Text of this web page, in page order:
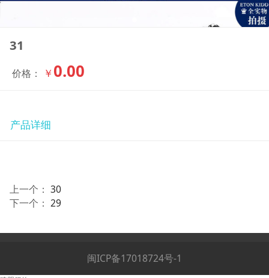
31
价格： ￥ 0.00
产品详细
上一个： 30
下一个： 29
闽ICP备17018724号-1